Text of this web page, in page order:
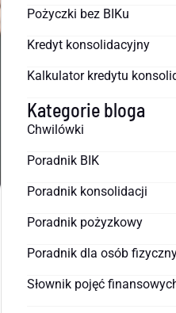
Pożyczki bez BIKu
Kredyt konsolidacyjny
Kalkulator kredytu
Kategorie bloga
Chwilówki
Poradnik BIK
Poradnik konsolidacji
Poradnik pożyzkowy
Poradnik dla osób
Słownik pojęć